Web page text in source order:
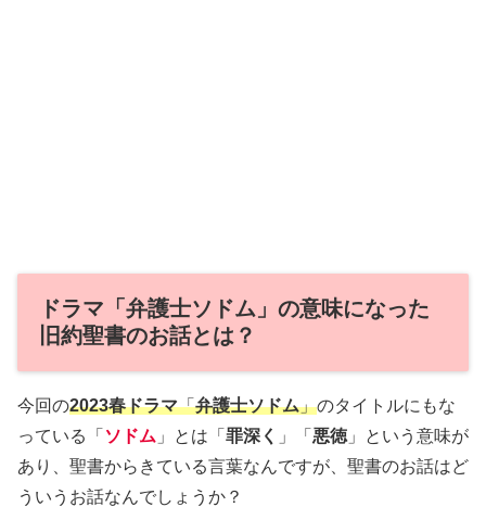
ドラマ「弁護士ソドム」の意味になった
旧約聖書のお話とは？
今回の2023春ドラマ「弁護士ソドム」のタイトルにもな
っている「 ソドム 」とは「 罪深く 」「 悪徳」という意味が
あり、聖書からきている言葉なんですが、聖書のお話はど
ういうお話なんでしょうか？